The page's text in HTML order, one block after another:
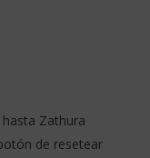
Zathura
de resetear